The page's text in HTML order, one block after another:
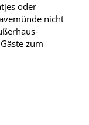
oder
nicht
zum